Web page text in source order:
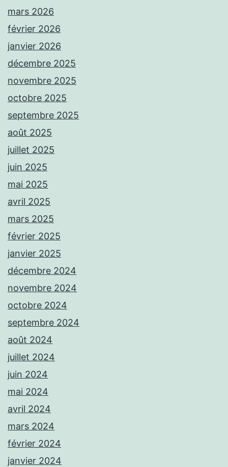
mars 2026
février 2026
janvier 2026
décembre 2025
novembre 2025
octobre 2025
septembre 2025
août 2025
juillet 2025
juin 2025
mai 2025
avril 2025
mars 2025
février 2025
janvier 2025
décembre 2024
novembre 2024
octobre 2024
septembre 2024
août 2024
juillet 2024
juin 2024
mai 2024
avril 2024
mars 2024
février 2024
janvier 2024